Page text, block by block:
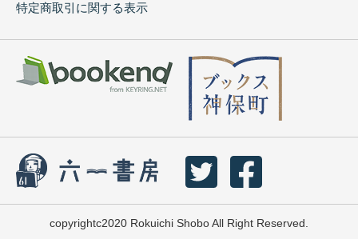
特定商取引に関する表示
copyrightc2020 Rokuichi Shobo All Right Reserved.